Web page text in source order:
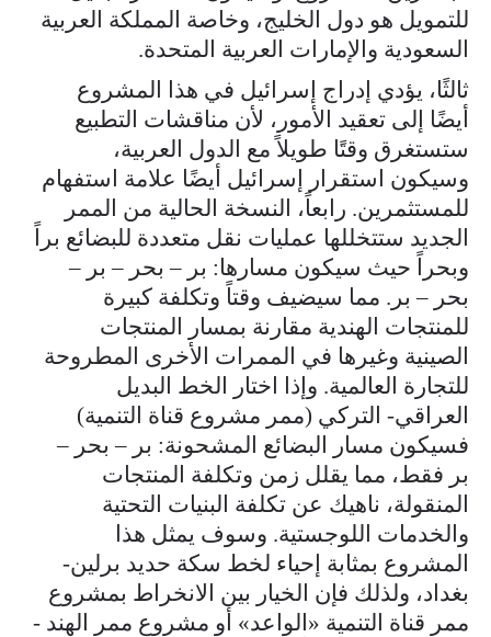
للتمويل هو دول الخليج، وخاصة المملكة العربية
السعودية والإمارات العربية المتحدة.
ثالثًا، يؤدي إدراج إسرائيل في هذا المشروع
أيضًا إلى تعقيد الأمور، لأن مناقشات التطبيع
ستستغرق وقتًا طويلاً مع الدول العربية،
وسيكون استقرار إسرائيل أيضًا علامة استفهام
للمستثمرين. رابعاً، النسخة الحالية من الممر
الجديد ستتخللها عمليات نقل متعددة للبضائع براً
وبحراً حيث سيكون مسارها: بر – بحر – بر –
بحر – بر. مما سيضيف وقتاً وتكلفة كبيرة
للمنتجات الهندية مقارنة بمسار المنتجات
الصينية وغيرها في الممرات الأخرى المطروحة
للتجارة العالمية. وإذا اختار الخط البديل
العراقي- التركي (ممر مشروع قناة التنمية)
فسيكون مسار البضائع المشحونة: بر – بحر –
بر فقط، مما يقلل زمن وتكلفة المنتجات
المنقولة، ناهيك عن تكلفة البنيات التحتية
والخدمات اللوجستية. وسوف يمثل هذا
المشروع بمثابة إحياء لخط سكة حديد برلين-
بغداد، ولذلك فإن الخيار بين الانخراط بمشروع
ممر قناة التنمية «الواعد» أو مشروع ممر الهند -